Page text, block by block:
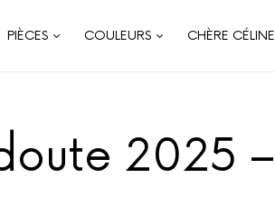
PIÈCES COULEURS CHÈRE CÉLINE
2025 –